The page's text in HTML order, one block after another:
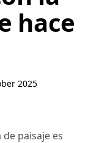
hace
2025
paisaje es